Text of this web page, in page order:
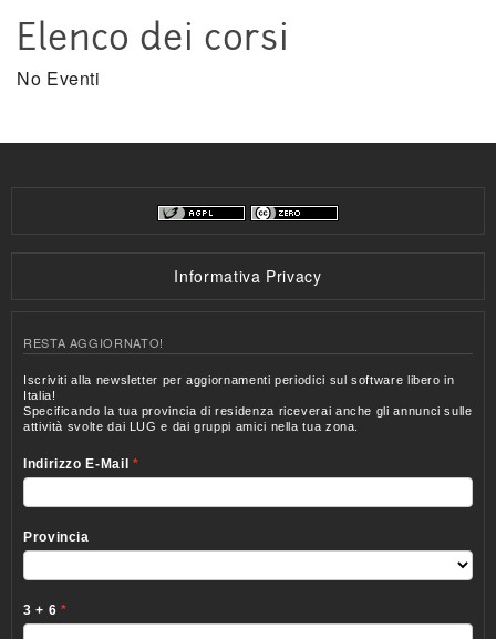
Elenco dei corsi
No Eventi
Informativa Privacy
RESTA AGGIORNATO!